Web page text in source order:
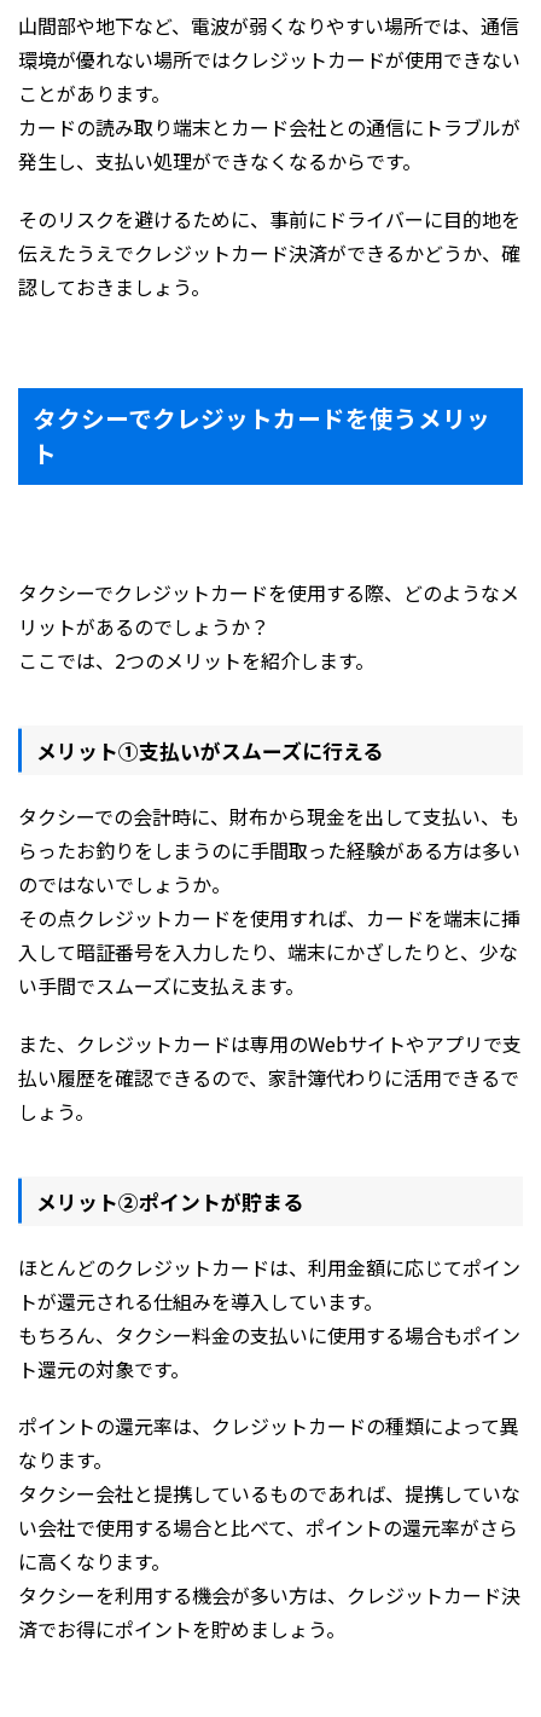
山間部や地下など、電波が弱くなりやすい場所では、通信
環境が優れない場所ではクレジットカードが使用できない
ことがあります。
カードの読み取り端末とカード会社との通信にトラブルが
発生し、支払い処理ができなくなるからです。
そのリスクを避けるために、事前にドライバーに目的地を
伝えたうえでクレジットカード決済ができるかどうか、確
認しておきましょう。
タクシーでクレジットカードを使うメリッ
ト
タクシーでクレジットカードを使用する際、どのようなメ
リットがあるのでしょうか？
ここでは、2つのメリットを紹介します。
メリット①支払いがスムーズに行える
タクシーでの会計時に、財布から現金を出して支払い、も
らったお釣りをしまうのに手間取った経験がある方は多い
のではないでしょうか。
その点クレジットカードを使用すれば、カードを端末に挿
入して暗証番号を入力したり、端末にかざしたりと、少な
い手間でスムーズに支払えます。
また、クレジットカードは専用のWebサイトやアプリで支
払い履歴を確認できるので、家計簿代わりに活用できるで
しょう。
メリット②ポイントが貯まる
ほとんどのクレジットカードは、利用金額に応じてポイン
トが還元される仕組みを導入しています。
もちろん、タクシー料金の支払いに使用する場合もポイン
ト還元の対象です。
ポイントの還元率は、クレジットカードの種類によって異
なります。
タクシー会社と提携しているものであれば、提携していな
い会社で使用する場合と比べて、ポイントの還元率がさら
に高くなります。
タクシーを利用する機会が多い方は、クレジットカード決
済でお得にポイントを貯めましょう。